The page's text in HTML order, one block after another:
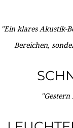
"Ein klares Akustik-
Bereichen,